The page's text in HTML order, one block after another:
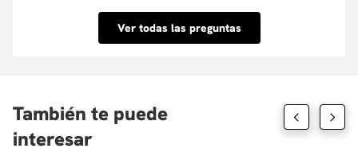
inmediata. Conoce las entidades con las que
tenemos convenio aquí.
Ver todas las preguntas
También te puede
interesar